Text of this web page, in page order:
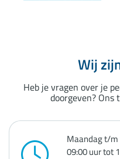
Wij
Heb je vragen over je
doorgeven? Ons
Maandag t/m
09:00 uur tot